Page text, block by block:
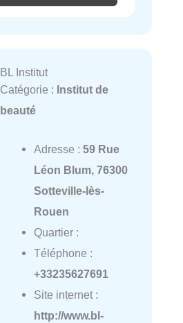
BL Institut
Catégorie : Institut de
beauté
Adresse : 59 Rue
Léon Blum, 76300
Sotteville-lès-
Rouen
Quartier :
Téléphone :
+33235627691
Site internet :
http://www.bl-